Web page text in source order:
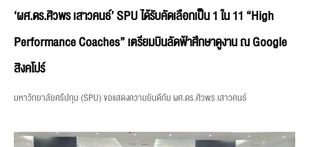
‘ผศ.ดร.ศิวพร เสาวคนธ์’ SPU ได้รับคัดเลือกเป็น 1 ใน 11 “High
Performance Coaches” เตรียมบินลัดฟ้าศึกษาดูงาน ณ Google
สิงคโปร์
มหาวิทยาลัยศรีปทุม (SPU) ขอแสดงความยินดีกับ ผศ.ดร.ศิวพร เสาวคนธ์